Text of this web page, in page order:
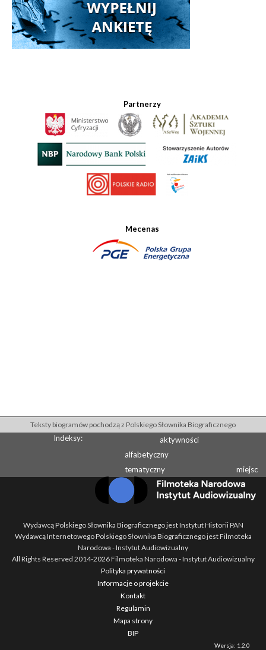
Partnerzy
Mecenas
Teksty biogramów pochodzą z Polskiego Słownika Biograficznego
Indeksy:
aktywności
alfabetyczny
tematyczny
miejsc
Wydawcą Polskiego Słownika Biograficznego jest Instytut Historii PAN
Wydawcą Internetowego Polskiego Słownika Biograficznego jest Filmoteka
Narodowa - Instytut Audiowizualny
All Rights Reserved 2014-2026Filmoteka Narodowa - Instytut Audiowizualny
Polityka prywatności
Informacje o projekcie
Kontakt
Regulamin
Mapa strony
BIP
Wersja: 1.2.0